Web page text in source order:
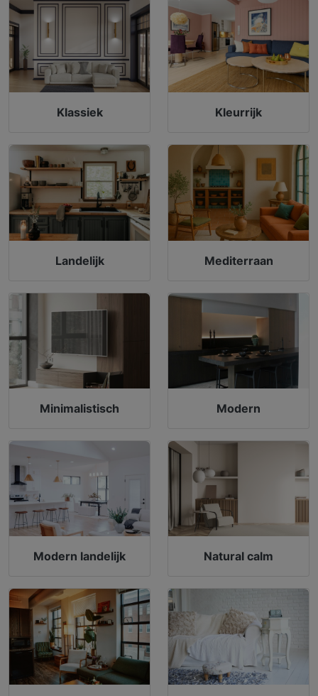
Klassiek Kleurrijk
Landelijk Mediterraan
Minimalistisch Modern
Modern landelijk Natural calm